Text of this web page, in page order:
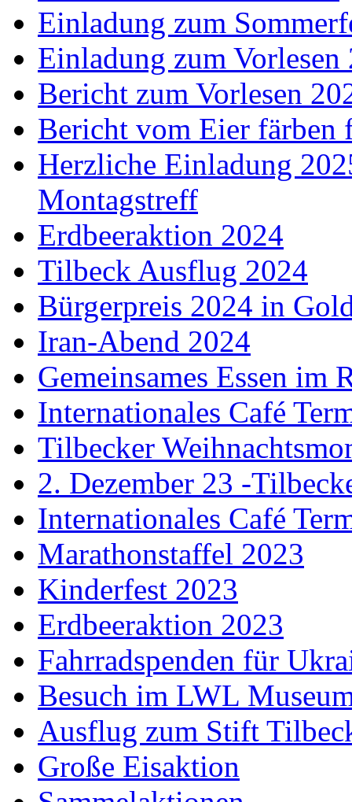
Einladung zum
Einladung zum Vorlesen
Bericht zum Vorlesen
Bericht vom Eier färben
Herzliche Einladung
Montagstreff
Erdbeeraktion 2024
Tilbeck Ausflug 2024
Bürgerpreis 2024 in
Iran-Abend 2024
Gemeinsames Essen im
Internationales Café
Tilbecker
2. Dezember 23 -
Internationales Café
Marathonstaffel 2023
Kinderfest 2023
Erdbeeraktion 2023
Fahrradspenden für
Besuch im LWL
Ausflug zum Stift
Große Eisaktion